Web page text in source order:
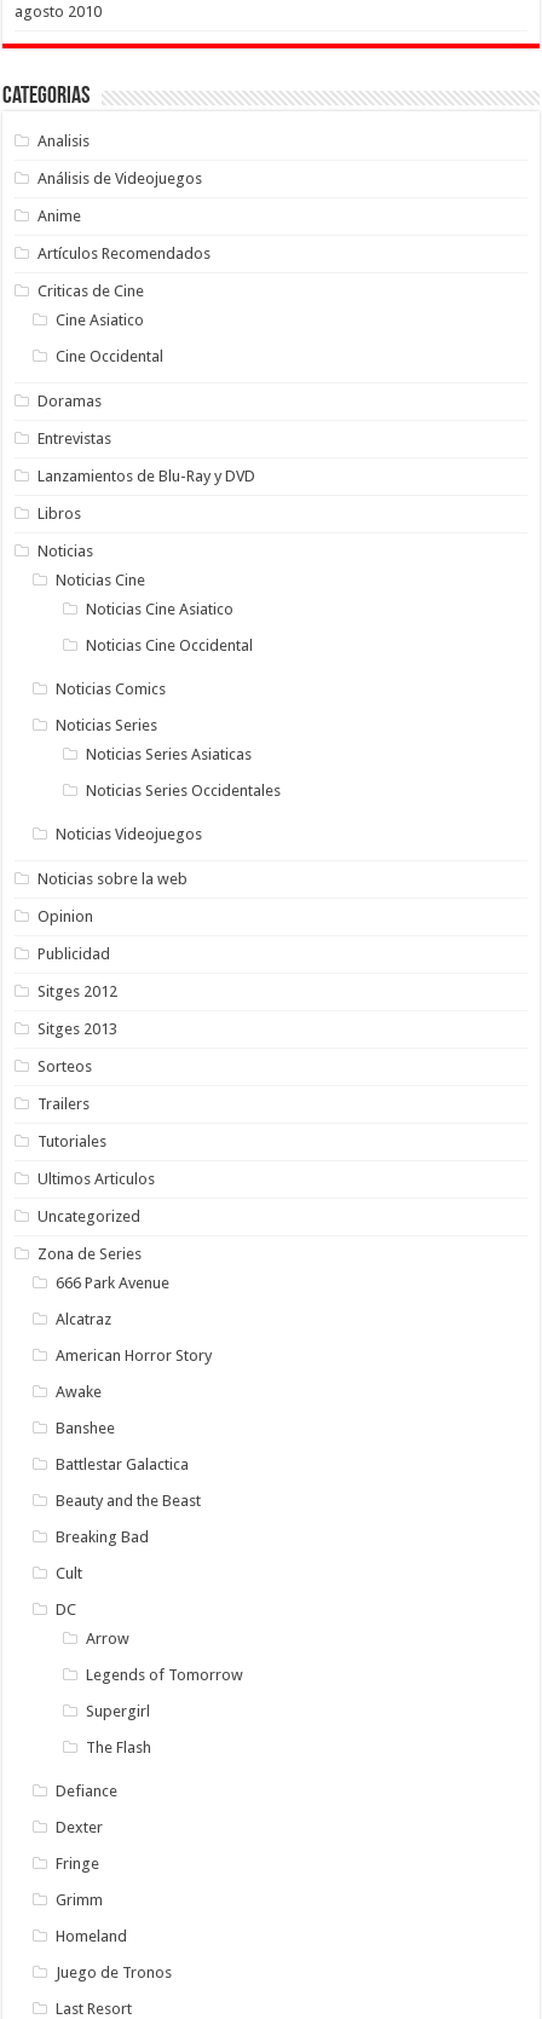
agosto 2010
Categorias
Analisis
Análisis de Videojuegos
Anime
Artículos Recomendados
Criticas de Cine
Cine Asiatico
Cine Occidental
Doramas
Entrevistas
Lanzamientos de Blu-Ray y DVD
Libros
Noticias
Noticias Cine
Noticias Cine Asiatico
Noticias Cine Occidental
Noticias Comics
Noticias Series
Noticias Series Asiaticas
Noticias Series Occidentales
Noticias Videojuegos
Noticias sobre la web
Opinion
Publicidad
Sitges 2012
Sitges 2013
Sorteos
Trailers
Tutoriales
Ultimos Articulos
Uncategorized
Zona de Series
666 Park Avenue
Alcatraz
American Horror Story
Awake
Banshee
Battlestar Galactica
Beauty and the Beast
Breaking Bad
Cult
DC
Arrow
Legends of Tomorrow
Supergirl
The Flash
Defiance
Dexter
Fringe
Grimm
Homeland
Juego de Tronos
Last Resort